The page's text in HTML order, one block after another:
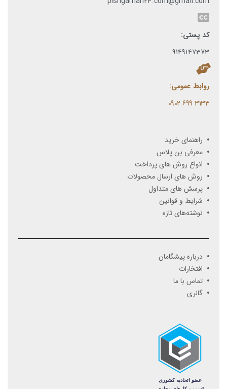
کد پستی:
9149147373
روابط عمومی:
3133 699 0902​
راهنمای خرید
معرفی بن پلاس
انواع روش های پرداخت
روش های ارسال محصولات
پرسش های متداول
شرایط و قوانین
نوشته‌های تازه
درباره پیشگامان
افتخارات
تماس با ما
گالری